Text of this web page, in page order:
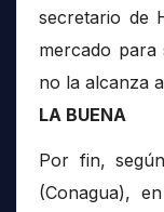
secretario de
mercado para
no la alcanza
LA BUENA
Por fin,
(Conagua),